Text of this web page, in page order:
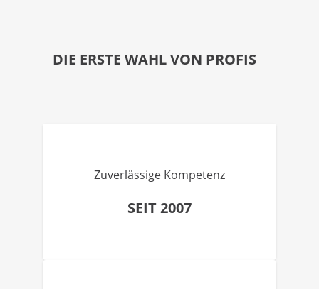
DIE ERSTE WAHL VON PROFIS
Zuverlässige Kompetenz
SEIT 2007